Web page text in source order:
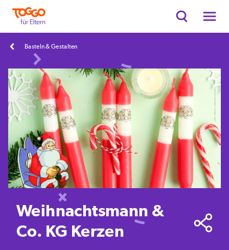
Basteln & Gestalten
Weihnachtsmann &
Co. KG Kerzen